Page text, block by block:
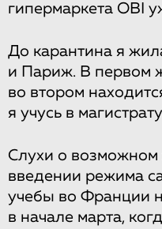
гипермаркета OBI
До карантина я
и Париж. В первом
во втором
я учусь в
Слухи о возможном
введении режима
учебы во Франции
в начале марта,